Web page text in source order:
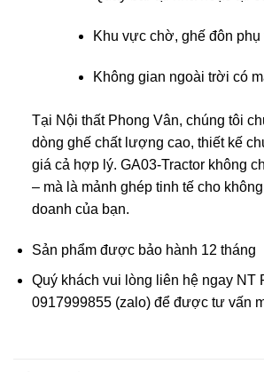
Khu vực chờ, ghế đôn
Không gian ngoài trời có
Tại Nội thất Phong Vân, chúng tôi
dòng ghế chất lượng cao, thiết kế
giá cả hợp lý. GA03-Tractor không
– mà là mảnh ghép tinh tế cho
doanh của bạn.
Sản phẩm được bảo hành 12 tháng
Quý khách vui lòng liên hệ ngay NT
0917999855 (zalo) để được tư vấn